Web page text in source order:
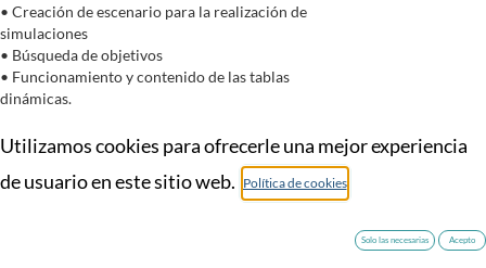
• Creación de escenario para la realización de
simulaciones
• Búsqueda de objetivos
• Funcionamiento y contenido de las tablas
dinámicas.
• Funcionalidades avanzadas.
• Segmentación para filtrar datos.
• Escala de tiempo para filtrar por fechas.
Utilizamos cookies para ofrecerle una mejor experiencia
de usuario en este sitio web. Política de cookies
Solo las necesarias Acepto